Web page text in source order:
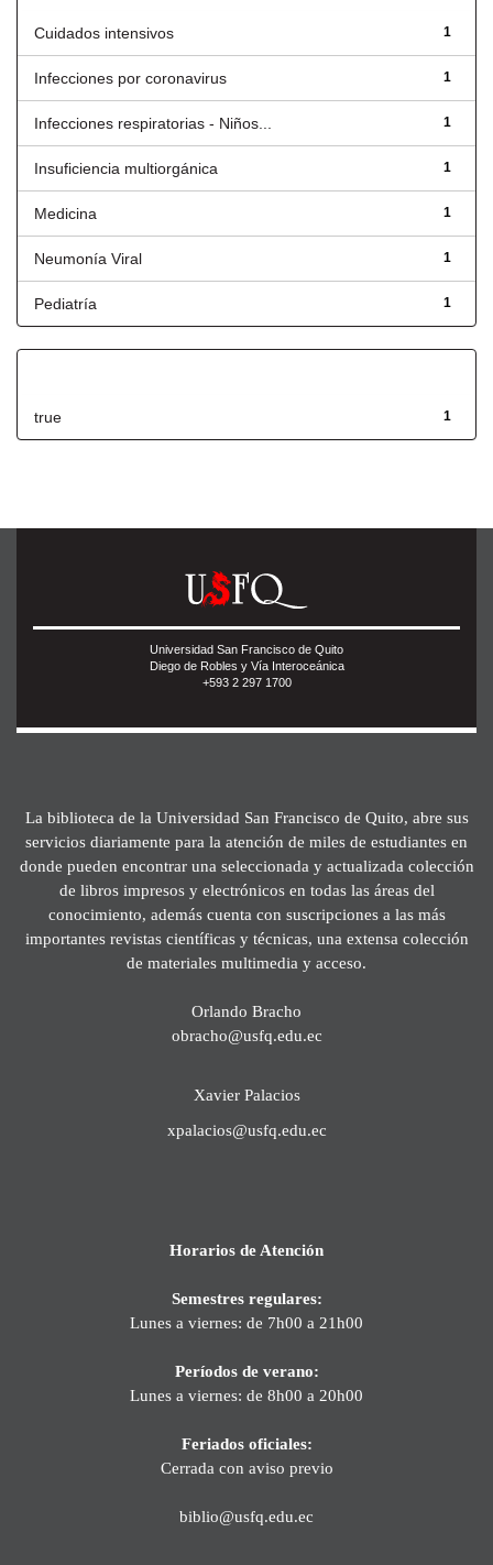
1
Cuidados intensivos
1
Infecciones por coronavirus
1
Infecciones respiratorias - Niños...
1
Insuficiencia multiorgánica
1
Medicina
1
Neumonía Viral
1
Pediatría
1
true
Universidad San Francisco de Quito
Diego de Robles y Vía Interoceánica
+593 2 297 1700
La biblioteca de la Universidad San Francisco de Quito, abre sus
servicios diariamente para la atención de miles de estudiantes en
donde pueden encontrar una seleccionada y actualizada colección
de libros impresos y electrónicos en todas las áreas del
conocimiento, además cuenta con suscripciones a las más
importantes revistas científicas y técnicas, una extensa colección
de materiales multimedia y acceso.
Orlando Bracho
obracho@usfq.edu.ec
Xavier Palacios
xpalacios@usfq.edu.ec
Horarios de Atención
Semestres regulares:
Lunes a viernes: de 7h00 a 21h00
Períodos de verano:
Lunes a viernes: de 8h00 a 20h00
Feriados oficiales:
Cerrada con aviso previo
biblio@usfq.edu.ec